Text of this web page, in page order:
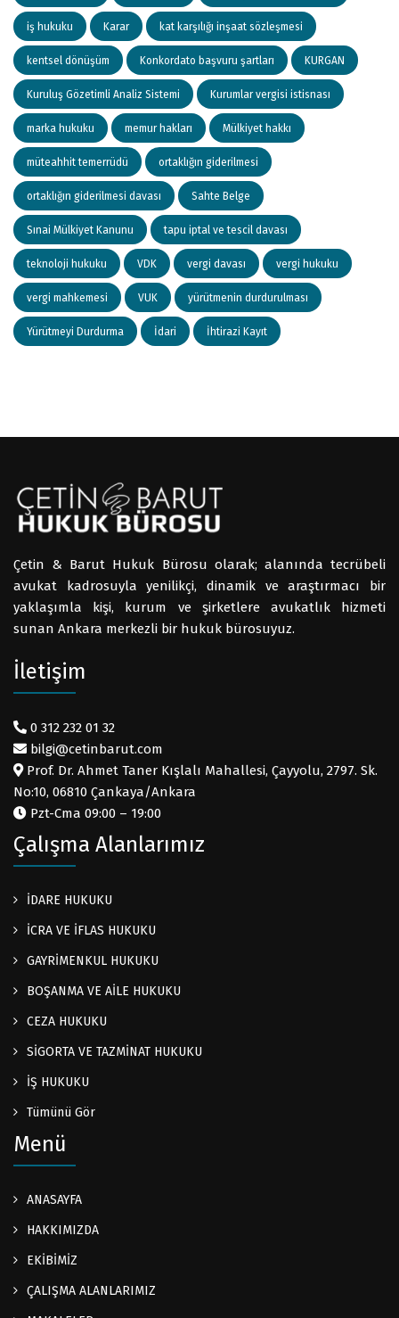
iş hukuku Karar kat karşılığı inşaat sözleşmesi
kentsel dönüşüm Konkordato başvuru şartları KURGAN
Kuruluş Gözetimli Analiz Sistemi Kurumlar vergisi istisnası
marka hukuku memur hakları Mülkiyet hakkı
müteahhit temerrüdü ortaklığın giderilmesi
ortaklığın giderilmesi davası Sahte Belge
Sınai Mülkiyet Kanunu tapu iptal ve tescil davası
teknoloji hukuku VDK vergi davası vergi hukuku
vergi mahkemesi VUK yürütmenin durdurulması
Yürütmeyi Durdurma İdari İhtirazi Kayıt
Çetin & Barut Hukuk Bürosu olarak; alanında tecrübeli
avukat kadrosuyla yenilikçi, dinamik ve araştırmacı bir
yaklaşımla kişi, kurum ve şirketlere avukatlık hizmeti
sunan Ankara merkezli bir hukuk bürosuyuz.
İletişim
0 312 232 01 32
bilgi@cetinbarut.com
Prof. Dr. Ahmet Taner Kışlalı Mahallesi, Çayyolu, 2797. Sk.
No:10, 06810 Çankaya/Ankara
Pzt-Cma 09:00 – 19:00
Çalışma Alanlarımız
İDARE HUKUKU
İCRA VE İFLAS HUKUKU
GAYRİMENKUL HUKUKU
BOŞANMA VE AİLE HUKUKU
CEZA HUKUKU
SİGORTA VE TAZMİNAT HUKUKU
İŞ HUKUKU
Tümünü Gör
Menü
ANASAYFA
HAKKIMIZDA
EKİBİMİZ
ÇALIŞMA ALANLARIMIZ